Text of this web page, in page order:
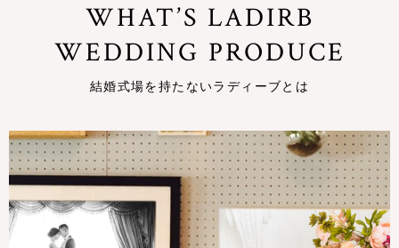
WHAT’S LADIRB
WEDDING PRODUCE
結婚式場を持たないラディーブとは